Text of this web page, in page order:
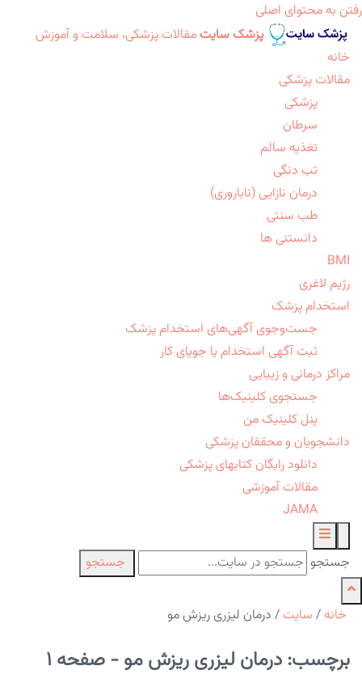
رفتن به محتوای اصلی
پزشک سایت مقالات پزشکی، سلامت و آموزش
خانه
مقالات پزشکی
پزشکی
سرطان
تغذیه سالم
تب دنگی
درمان نازایی (ناباروری)
طب سنتی
دانستنی ها
BMI
رژیم لاغری
استخدام پزشک
جست‌وجوی آگهی‌های استخدام پزشک
ثبت آگهی استخدام یا جویای کار
مراکز درمانی و زیبایی
جستجوی کلینیک‌ها
پنل کلینیک من
دانشجویان و محققان پزشکی
دانلود رایگان کتابهای پزشکی
مقالات آموزشی
JAMA
جستجو جستجو
خانه / سایت / درمان لیزری ریزش مو
برچسب: درمان لیزری ریزش مو - صفحه 1